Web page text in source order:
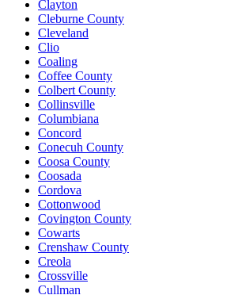
Clayton
Cleburne County
Cleveland
Clio
Coaling
Coffee County
Colbert County
Collinsville
Columbiana
Concord
Conecuh County
Coosa County
Coosada
Cordova
Cottonwood
Covington County
Cowarts
Crenshaw County
Creola
Crossville
Cullman